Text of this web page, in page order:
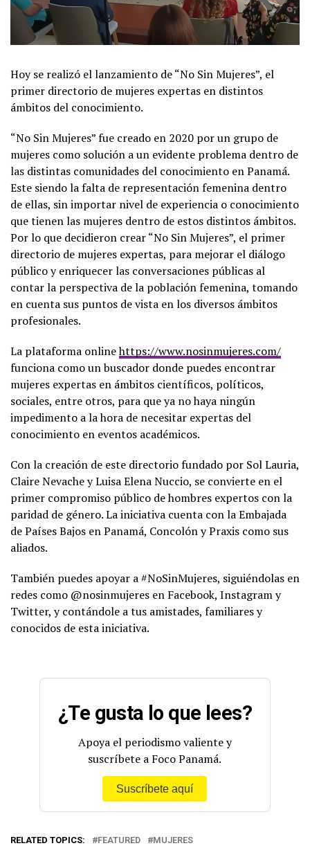
Hoy se realizó el lanzamiento de “No Sin Mujeres”, el
primer directorio de mujeres expertas en distintos
ámbitos del conocimiento.
“No Sin Mujeres” fue creado en 2020 por un grupo de
mujeres como solución a un evidente problema dentro de
las distintas comunidades del conocimiento en Panamá.
Este siendo la falta de representación femenina dentro
de ellas, sin importar nivel de experiencia o conocimiento
que tienen las mujeres dentro de estos distintos ámbitos.
Por lo que decidieron crear “No Sin Mujeres”, el primer
directorio de mujeres expertas, para mejorar el diálogo
público y enriquecer las conversaciones públicas al
contar la perspectiva de la población femenina, tomando
en cuenta sus puntos de vista en los diversos ámbitos
profesionales.
La plataforma onlinehttps://www.nosinmujeres.com/
funciona como un buscador donde puedes encontrar
mujeres expertas en ámbitos científicos, políticos,
sociales, entre otros, para que ya no haya ningún
impedimento a la hora de necesitar expertas del
conocimiento en eventos académicos.
Con la creación de este directorio fundado por Sol Lauria,
Claire Nevache y Luisa Elena Nuccio, se convierte en el
primer compromiso público de hombres expertos con la
paridad de género. La iniciativa cuenta con la Embajada
de Países Bajos en Panamá, Concolón y Praxis como sus
aliados.
También puedes apoyar a #NoSinMujeres, siguiéndolas en
redes como @nosinmujeres en Facebook, Instagram y
Twitter, y contándole a tus amistades, familiares y
conocidos de esta iniciativa.
¿Te gusta lo que lees?
Apoya el periodismo valiente y
suscríbete a Foco Panamá.
Suscríbete aquí
RELATED TOPICS: FEATURED MUJERES